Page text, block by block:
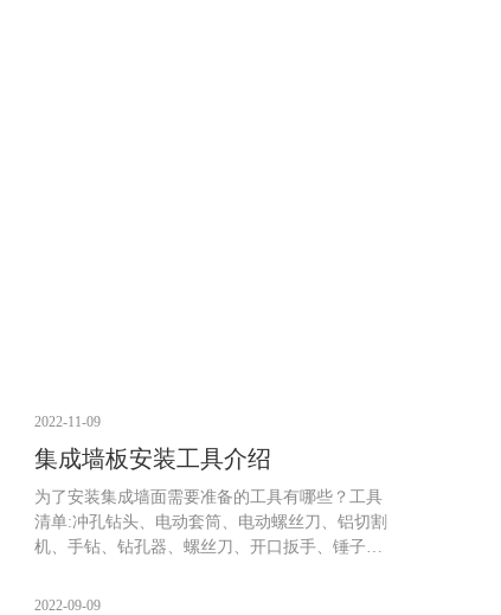
2022-11-09
集成墙板安装工具介绍
为了安装集成墙面需要准备的工具有哪些？工具
清单:冲孔钻头、电动套筒、电动螺丝刀、铝切割
机、手钻、钻孔器、螺丝刀、开口扳手、锤子、
玻璃胶、电带、工业酒精、美工刀等等。下面重
2022-09-09